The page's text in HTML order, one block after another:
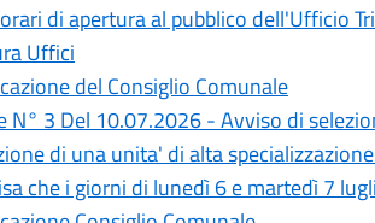
di apertura al pubblico dell'Ufficio
Uffici
del Consiglio Comunale
N° 3 Del 10.07.2026 - Avviso di
di una unita' di alta
che i giorni di lunedì 6 e martedì 7